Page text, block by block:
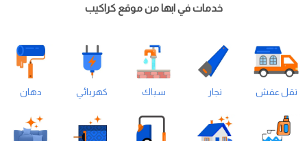
خدمات في ابها من موقع كراكيب
نقل عفش نجار سباك كهربائي دهان